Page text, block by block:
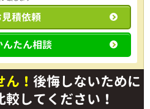
積依頼
たん相談
！ 後悔しないために
してください！